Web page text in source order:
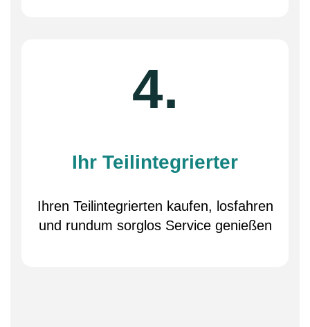
4.
Ihr Teilintegrierter
Ihren Teilintegrierten kaufen, losfahren
und rundum sorglos Service genießen